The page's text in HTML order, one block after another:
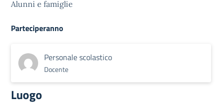
Alunni e famiglie
Parteciperanno
Personale scolastico
Docente
Luogo